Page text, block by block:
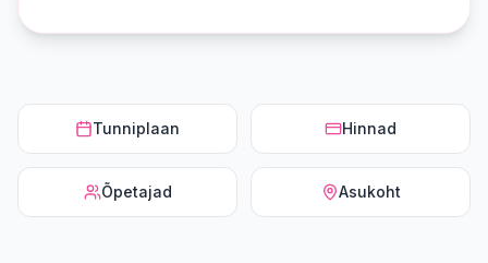
Tunniplaan Hinnad
Õpetajad Asukoht